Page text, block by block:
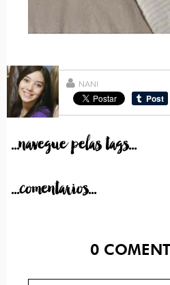
NANI
...navegue pelas tags...
...comentarios...
0